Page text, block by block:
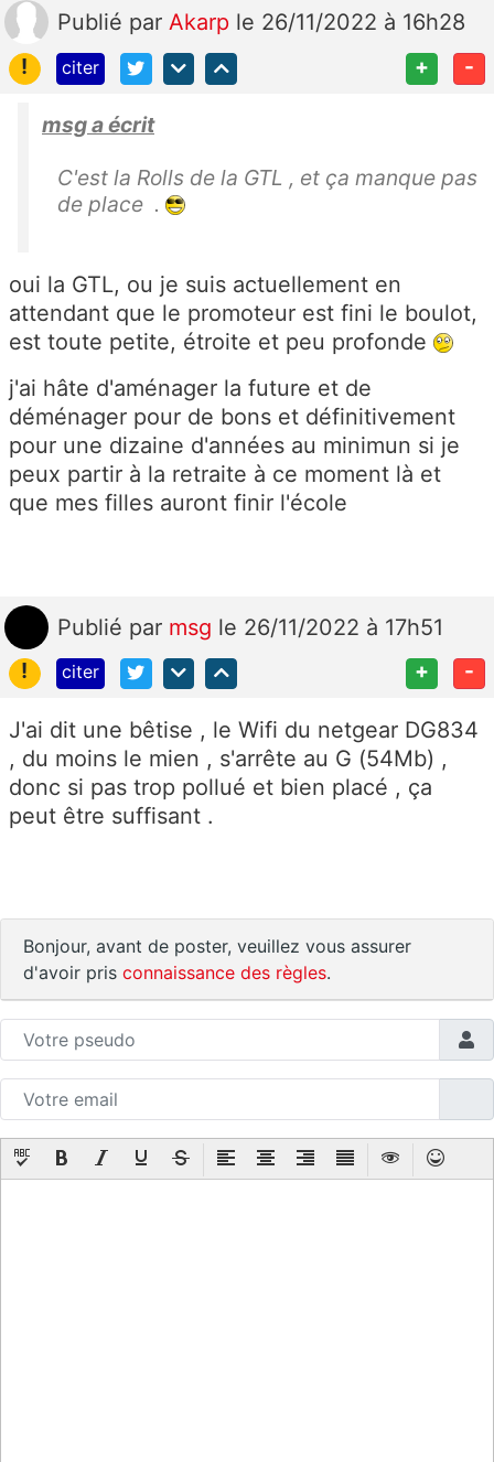
Publié par Akarp le 26/11/2022 à 16h28
!
citer + -
msg a écrit
C'est la Rolls de la GTL , et ça manque pas
de place .
oui la GTL, ou je suis actuellement en
attendant que le promoteur est fini le boulot,
est toute petite, étroite et peu profonde
j'ai hâte d'aménager la future et de
déménager pour de bons et définitivement
pour une dizaine d'années au minimun si je
peux partir à la retraite à ce moment là et
que mes filles auront finir l'école
Publié par msg le 26/11/2022 à 17h51
!
citer + -
J'ai dit une bêtise , le Wifi du netgear DG834
, du moins le mien , s'arrête au G (54Mb) ,
donc si pas trop pollué et bien placé , ça
peut être suffisant .
Bonjour, avant de poster, veuillez vous assurer
d'avoir pris connaissance des règles.